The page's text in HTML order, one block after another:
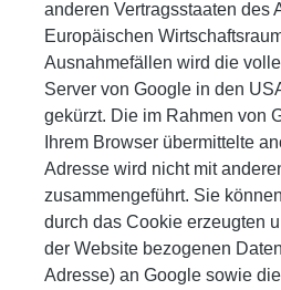
anderen Vertragsstaaten des
Europäischen
Ausnahmefällen wird die
Server von Google in den
gekürzt. Die im Rahmen von
Ihrem Browser übermittelte
Adresse wird nicht mit
zusammengeführt. Sie
durch das Cookie erzeugten
der Website bezogenen
Adresse) an Google sowie